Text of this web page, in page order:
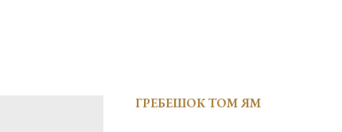
ГРЕБЕШОК ТОМ ЯМ